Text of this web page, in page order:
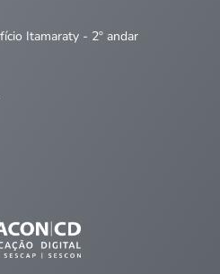
Itamaraty - 2º andar